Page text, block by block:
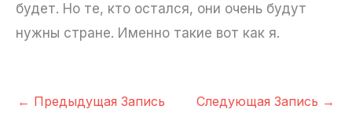
будет. Но те, кто остался, они очень будут
нужны стране. Именно такие вот как я.
← Предыдущая Запись Следующая Запись →